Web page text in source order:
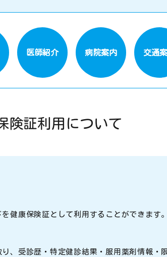
医師紹介 病院案内 交通
険証利用について
健康保険証として利用することができます
、受診歴・特定健診結果・服用薬剤情報・